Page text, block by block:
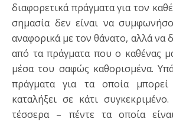
διαφορετικά πράγματα για τον
σημασία δεν είναι να
αναφορικά με τον θάνατο, αλλά να
από τα πράγματα που ο καθένας
μέσα του σαφώς καθορισμένα.
πράγματα για τα οποία
καταλήξει σε κάτι
τέσσερα – πέντε τα οποία